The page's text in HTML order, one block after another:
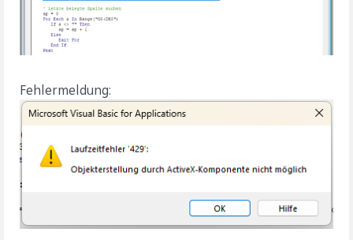
Fehlermeldung: